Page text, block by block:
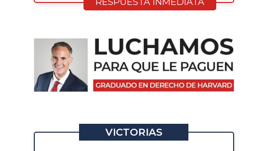
VICTORIAS